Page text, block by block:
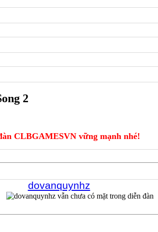
2
CLBGAMESVN vững mạnh nhé!
dovanquynhz